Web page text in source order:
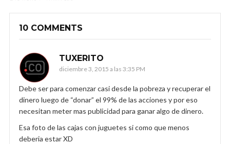
10 COMMENTS
TUXERITO
diciembre 3, 2015 a las 3:35 PM
Debe ser para comenzar casi desde la pobreza y recuperar el
dinero luego de “donar” el 99% de las acciones y por eso
necesitan meter mas publicidad para ganar algo de dinero.
Esa foto de las cajas con juguetes si como que menos
deberia estar XD